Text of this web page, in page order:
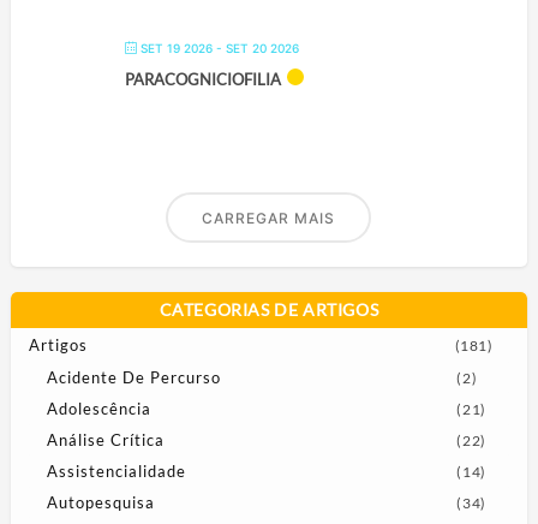
SET 19 2026- SET 20 2026
PARACOGNICIOFILIA
CARREGAR MAIS
CATEGORIAS DE ARTIGOS
Artigos (181)
Acidente De Percurso (2)
Adolescência (21)
Análise Crítica (22)
Assistencialidade (14)
Autopesquisa (34)